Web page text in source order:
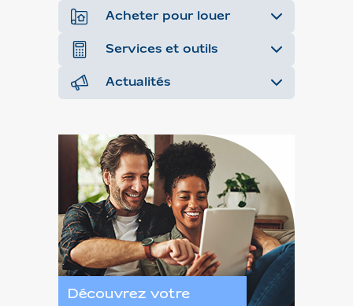
Acheter pour louer
Services et outils
Actualités